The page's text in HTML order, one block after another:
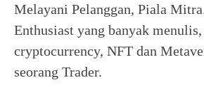
Melayani Pelanggan, Piala
Enthusiast yang banyak
cryptocurrency, NFT dan
seorang Trader.